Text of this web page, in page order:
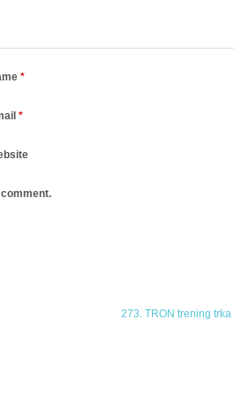
*
*
273. TRON trening